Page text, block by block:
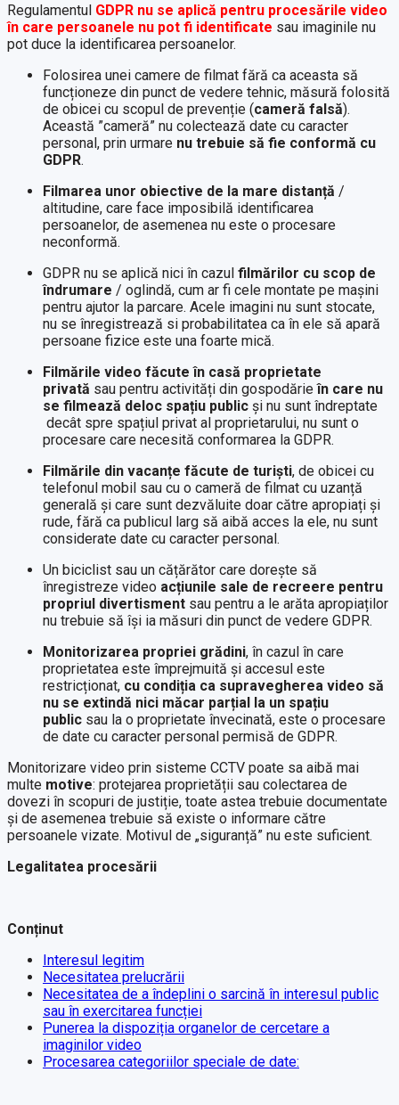
Regulamentul GDPR nu se aplică pentru procesările video
în care persoanele nu pot fi identificate sau imaginile nu
pot duce la identificarea persoanelor.
Folosirea unei camere de filmat fără ca aceasta să
funcționeze din punct de vedere tehnic, măsură folosită
de obicei cu scopul de prevenție (cameră falsă).
Această ”cameră” nu colectează date cu caracter
personal, prin urmare nu trebuie să fie conformă cu
GDPR.
Filmarea unor obiective de la mare distanță /
altitudine, care face imposibilă identificarea
persoanelor, de asemenea nu este o procesare
neconformă.
GDPR nu se aplică nici în cazul filmărilor cu scop de
îndrumare / oglindă, cum ar fi cele montate pe mașini
pentru ajutor la parcare. Acele imagini nu sunt stocate,
nu se înregistrează si probabilitatea ca în ele să apară
persoane fizice este una foarte mică.
Filmările video făcute în casă proprietate
privată sau pentru activități din gospodărieîn care nu
se filmează deloc spațiu public și nu sunt îndreptate
decât spre spațiul privat al proprietarului, nu sunt o
procesare care necesită conformarea la GDPR.
Filmările din vacanțe făcute de turiști, de obicei cu
telefonul mobil sau cu o cameră de filmat cu uzanță
generală și care sunt dezvăluite doar către apropiați și
rude, fără ca publicul larg să aibă acces la ele, nu sunt
considerate date cu caracter personal.
Un biciclist sau un cățărător care dorește să
înregistreze video acțiunile sale de recreere pentru
propriul divertisment sau pentru a le arăta apropiaților
nu trebuie să își ia măsuri din punct de vedere GDPR.
Monitorizarea propriei grădini, în cazul în care
proprietatea este împrejmuită și accesul este
restricționat, cu condiția ca supravegherea video să
nu se extindă nici măcar parțial la un spațiu
public sau la o proprietate învecinată, este o procesare
de date cu caracter personal permisă de GDPR.
Monitorizare video prin sisteme CCTV poate sa aibă mai
multe motive: protejarea proprietății sau colectarea de
dovezi în scopuri de justiție, toate astea trebuie documentate
și de asemenea trebuie să existe o informare către
persoanele vizate. Motivul de „siguranță” nu este suficient.
Legalitatea procesării
Conținut
Interesul legitim
Necesitatea prelucrării
Necesitatea de a îndeplini o sarcină în interesul public
sau în exercitarea funcției
Punerea la dispoziția organelor de cercetare a
imaginilor video
Procesarea categoriilor speciale de date: